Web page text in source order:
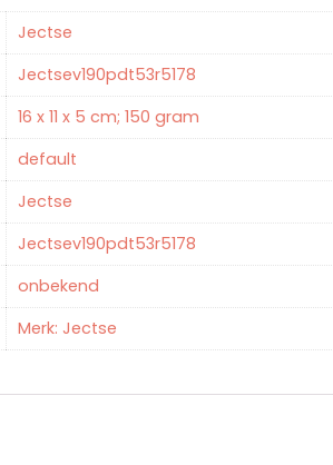
‎Jectse
‎Jectsev190pdt53r5178
‎16 x 11 x 5 cm; 150 gram
‎default
‎Jectse
‎Jectsev190pdt53r5178
‎onbekend
Merk: Jectse